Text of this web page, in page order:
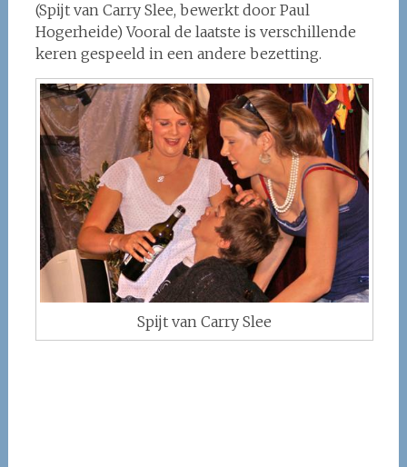
(Spijt van Carry Slee, bewerkt door Paul
Hogerheide) Vooral de laatste is verschillende
keren gespeeld in een andere bezetting.
Spijt van Carry Slee